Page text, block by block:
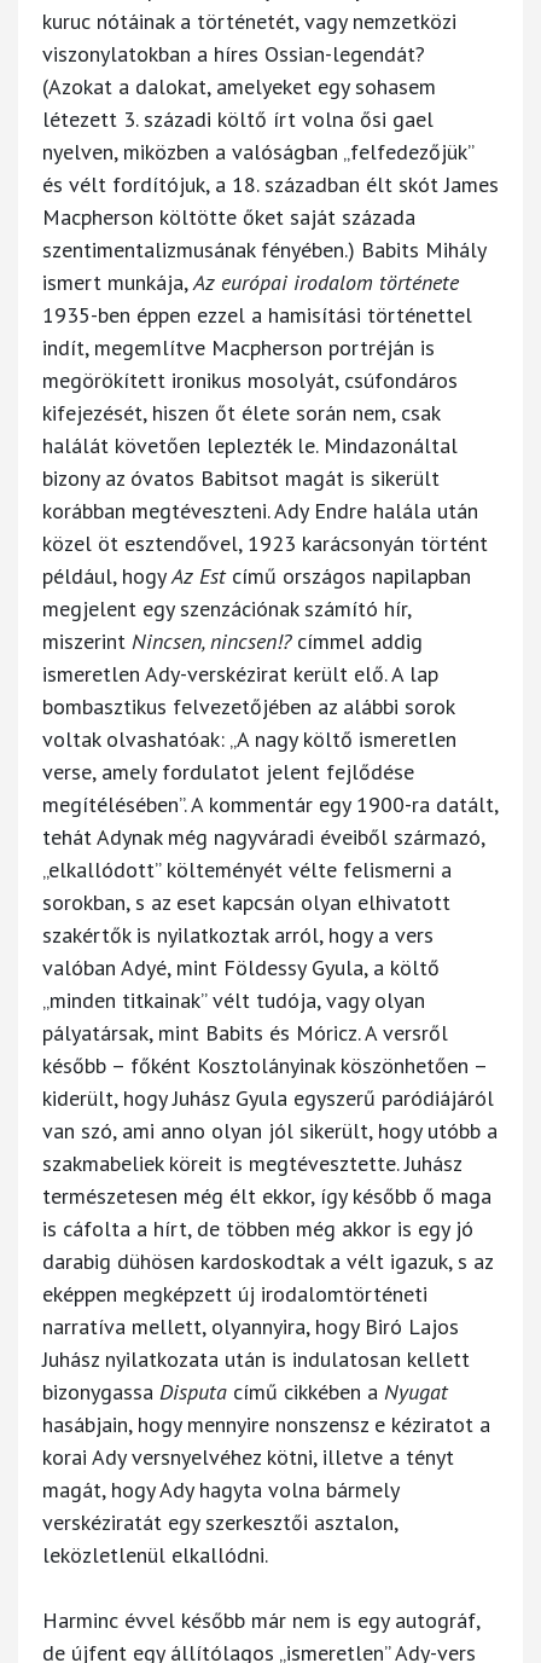
kuruc nótáinak a történetét, vagy nemzetközi
viszonylatokban a híres Ossian-legendát?
(Azokat a dalokat, amelyeket egy sohasem
létezett 3. századi költő írt volna ősi gael
nyelven, miközben a valóságban „felfedezőjük”
és vélt fordítójuk, a 18. században élt skót James
Macpherson költötte őket saját százada
szentimentalizmusának fényében.) Babits Mihály
ismert munkája,Az európai irodalom története
1935-ben éppen ezzel a hamisítási történettel
indít, megemlítve Macpherson portréján is
megörökített ironikus mosolyát, csúfondáros
kifejezését, hiszen őt élete során nem, csak
halálát követően leplezték le. Mindazonáltal
bizony az óvatos Babitsot magát is sikerült
korábban megtéveszteni. Ady Endre halála után
közel öt esztendővel, 1923 karácsonyán történt
például, hogyAz Estcímű országos napilapban
megjelent egy szenzációnak számító hír,
miszerint Nincsen, nincsen!?címmel addig
ismeretlen Ady-verskézirat került elő. A lap
bombasztikus felvezetőjében az alábbi sorok
voltak olvashatóak: „A nagy költő ismeretlen
verse, amely fordulatot jelent fejlődése
megítélésében”. A kommentár egy 1900-ra datált,
tehát Adynak még nagyváradi éveiből származó,
„elkallódott” költeményét vélte felismerni a
sorokban, s az eset kapcsán olyan elhivatott
szakértők is nyilatkoztak arról, hogy a vers
valóban Adyé, mint Földessy Gyula, a költő
„minden titkainak” vélt tudója, vagy olyan
pályatársak, mint Babits és Móricz. A versről
később – főként Kosztolányinak köszönhetően –
kiderült, hogy Juhász Gyula egyszerű paródiájáról
van szó, ami anno olyan jól sikerült, hogy utóbb a
szakmabeliek köreit is megtévesztette. Juhász
természetesen még élt ekkor, így később ő maga
is cáfolta a hírt, de többen még akkor is egy jó
darabig dühösen kardoskodtak a vélt igazuk, s az
eképpen megképzett új irodalomtörténeti
narratíva mellett, olyannyira, hogy Biró Lajos
Juhász nyilatkozata után is indulatosan kellett
bizonygassa Disputa című cikkében a Nyugat
hasábjain, hogy mennyire nonszensz e kéziratot a
korai Ady versnyelvéhez kötni, illetve a tényt
magát, hogy Ady hagyta volna bármely
verskéziratát egy szerkesztői asztalon,
leközletlenül elkallódni.
Harminc évvel később már nem is egy autográf,
de újfent egy állítólagos „ismeretlen” Ady-vers